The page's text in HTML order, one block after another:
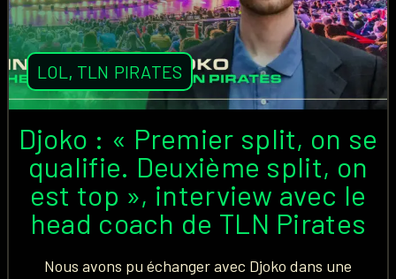
LOL, TLN PIRATES
Djoko : « Premier split, on se
qualifie. Deuxième split, on
est top », interview avec le
head coach de TLN Pirates
Nous avons pu échanger avec Djoko dans une